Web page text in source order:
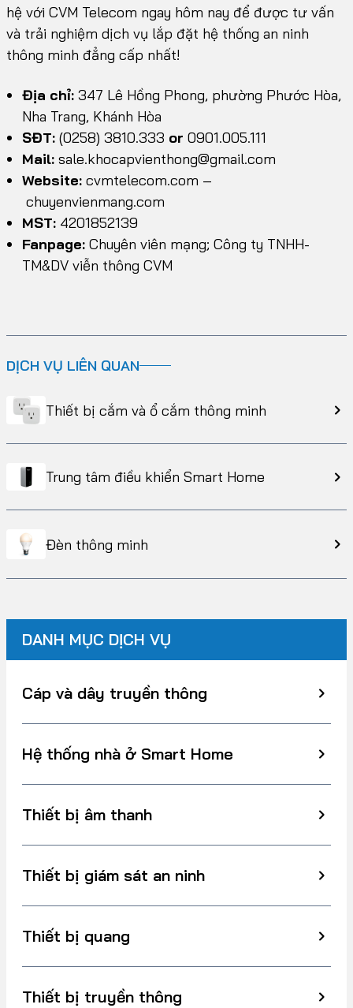
hệ với CVM Telecom ngay hôm nay để được tư vấn
và trải nghiệm dịch vụ lắp đặt hệ thống an ninh
thông minh đẳng cấp nhất!
Địa chỉ: 347 Lê Hồng Phong, phường Phước Hòa,
Nha Trang, Khánh Hòa
SĐT: (0258) 3810.333 or 0901.005.111
Mail: sale.khocapvienthong@gmail.com
Website: cvmtelecom.com –
chuyenvienmang.com
MST: 4201852139
Fanpage: Chuyên viên mạng; Công ty TNHH-
TM&DV viễn thông CVM
DỊCH VỤ LIÊN QUAN
Thiết bị cắm và ổ cắm thông minh
Trung tâm điều khiển Smart Home
Đèn thông minh
DANH MỤC DỊCH VỤ
Cáp và dây truyền thông
Hệ thống nhà ở Smart Home
Thiết bị âm thanh
Thiết bị giám sát an ninh
Thiết bị quang
Thiết bị truyền thông